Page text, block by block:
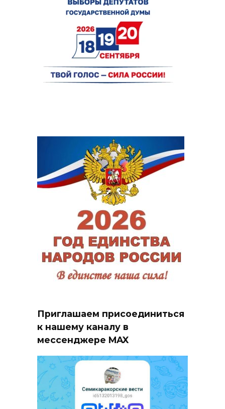
Приглашаем присоединиться
к нашему каналу в
мессенджере MAX